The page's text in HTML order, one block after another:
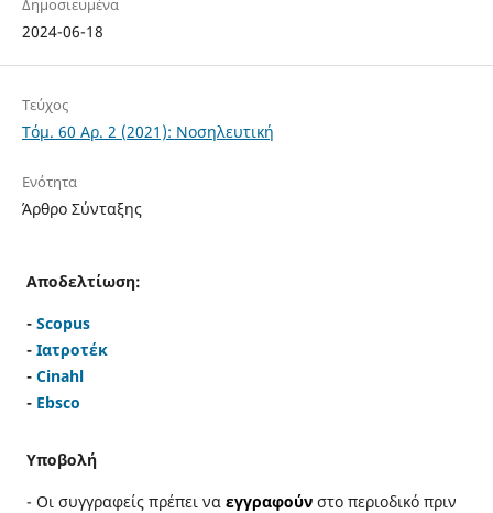
Δημοσιευμένα
2024-06-18
Τεύχος
Τόμ. 60 Αρ. 2 (2021): Νοσηλευτική
Ενότητα
Άρθρο Σύνταξης
Αποδελτίωση:
- Scopus
- Ιατροτέκ
- Cinahl
- Ebsco
Υποβολή
- Οι συγγραφείς πρέπει να εγγραφούν στο περιοδικό πριν